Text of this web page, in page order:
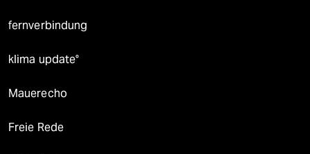
fernverbindung
klima update°
Mauerecho
Freie Rede